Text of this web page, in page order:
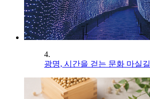
4.
광명, 시간을 걷는 문화 마실길